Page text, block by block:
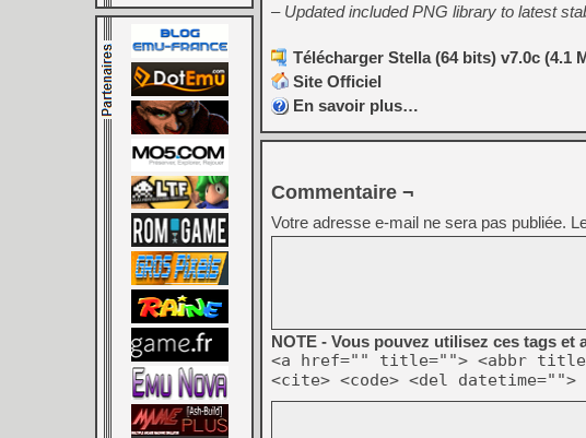
– Updated included PNG library to latest
Télécharger Stella (64 bits) v7.0c (4.1
Site Officiel
En savoir plus…
Commentaire ¬
Votre adresse e-mail ne sera pas publiée.
NOTE - Vous pouvez utilisez ces tags et
<a href="" title=""> <abbr
<cite> <code> <del